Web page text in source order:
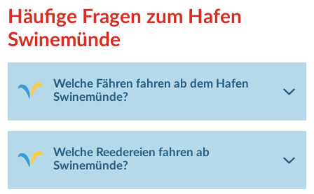
Häufige Fragen zum Hafen
Swinemünde
Welche Fähren fahren ab dem Hafen
Swinemünde?
Welche Reedereien fahren ab
Swinemünde?